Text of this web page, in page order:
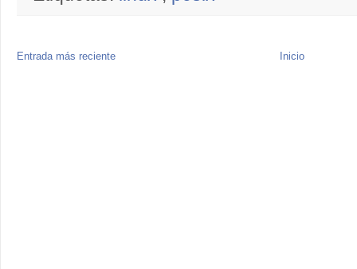
Entrada más reciente Inicio